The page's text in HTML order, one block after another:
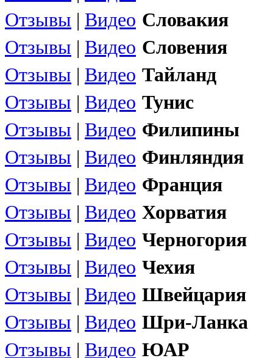
Отзывы | Видео Словакия
Отзывы | Видео Словения
Отзывы | Видео Тайланд
Отзывы | Видео Тунис
Отзывы | Видео Филипины
Отзывы | Видео Финляндия
Отзывы | Видео Франция
Отзывы | Видео Хорватия
Отзывы | Видео Черногория
Отзывы | Видео Чехия
Отзывы | Видео Швейцария
Отзывы | Видео Шри-Ланка
Отзывы | Видео ЮАР